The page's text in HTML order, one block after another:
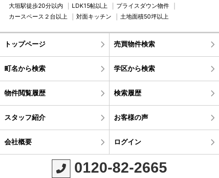
大垣駅徒歩20分以内 LDK15帖以上
プライスダウン物件
カースペース２台以上
対面キッチン 土地面積50坪以上
トップページ 売買物件検索
町名から検索 学区から検索
物件閲覧履歴 検索履歴
スタッフ紹介 お客様の声
会社概要 ログイン
0120-82-2665